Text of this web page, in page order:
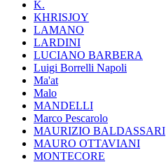
K.
KHRISJOY
LAMANO
LARDINI
LUCIANO BARBERA
Luigi Borrelli Napoli
Ma'at
Malo
MANDELLI
Marco Pescarolo
MAURIZIO BALDASSARI
MAURO OTTAVIANI
MONTECORE